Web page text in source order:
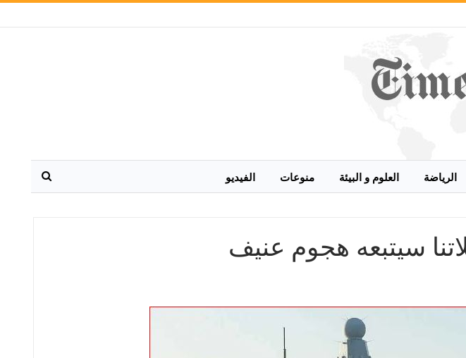
الرياضة العلوم و البيئة منوعات الفيديو
سيتبعه هجوم عنيف